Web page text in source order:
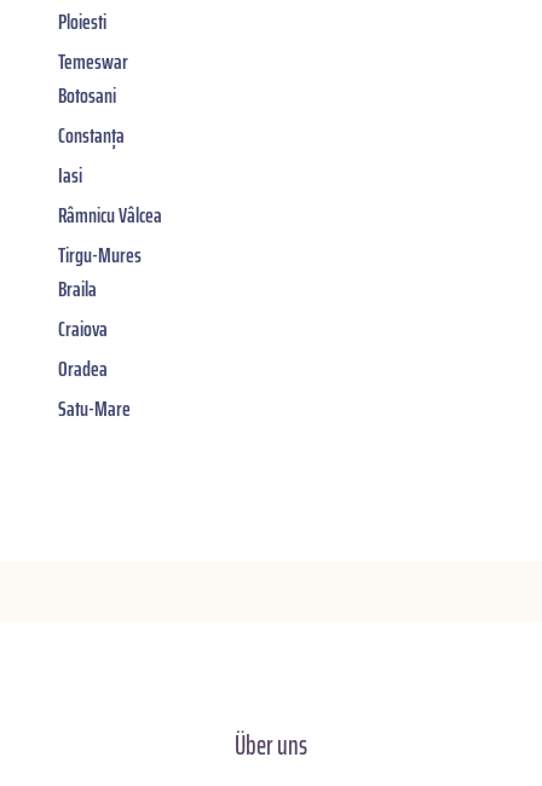
Ploiesti
Temeswar
Botosani
Constanța
Iasi
Râmnicu Vâlcea
Tirgu-Mures
Braila
Craiova
Oradea
Satu-Mare
Über uns